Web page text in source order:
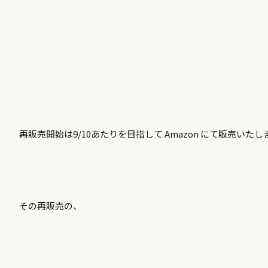
再販売開始は9/10あたりを目指して Amazon にて販売いたし
その再販売の、